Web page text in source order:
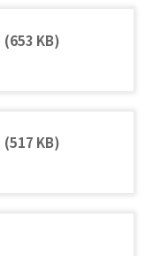
(653 KB)
(517 KB)